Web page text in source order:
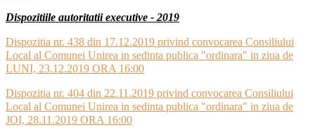
Dispozitiile autoritatii executive - 2019
Dispozitia nr. 438 din 17.12.2019 privind convocarea Consiliului
Local al Comunei Unirea in sedinta publica "ordinara" in ziua de
LUNI, 23.12.2019 ORA 16:00
Dispozitia nr. 404 din 22.11.2019 privind convocarea Consiliului
Local al Comunei Unirea in sedinta publica "ordinara" in ziua de
JOI, 28.11.2019 ORA 16:00